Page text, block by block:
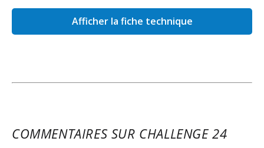
Alésage x course - 77 x 59 mm
Taux de compression - 9.5:1
Lubrification - Carter humide, lubrification forcée
Afficher la fiche technique
COMMENTAIRES SUR CHALLENGE 24